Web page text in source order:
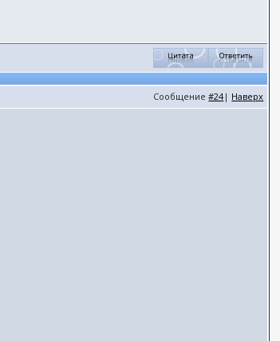
Сообщение#24| Наверх